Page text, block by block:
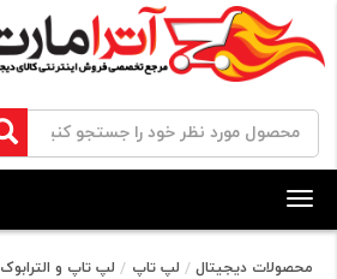
Toggle
navigation
محصولات دیجیتال لپ تاپ لپ تاپ و الترابوک